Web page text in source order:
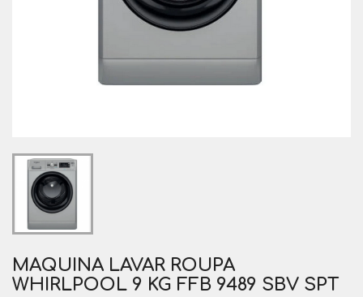
MAQUINA LAVAR ROUPA
WHIRLPOOL 9 KG FFB 9489 SBV SPT